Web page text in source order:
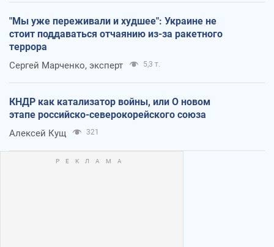
"Мы уже переживали и худшее": Украине не
стоит поддаваться отчаянию из-за ракетного
террора
Сергей Марченко, эксперт 5,3 т.
КНДР как катализатор войны, или О новом
этапе российско-северокорейского союза
Алексей Кущ 321